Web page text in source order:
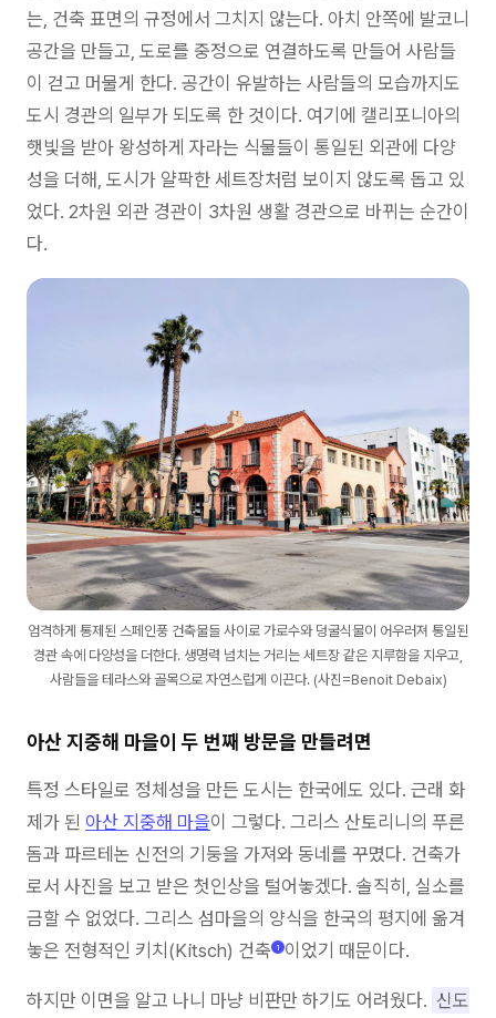
는, 건축 표면의 규정에서 그치지 않는다. 아치 안쪽에 발코니
공간을 만들고, 도로를 중정으로 연결하도록 만들어 사람들
이 걷고 머물게 한다. 공간이 유발하는 사람들의 모습까지도
도시 경관의 일부가 되도록 한 것이다. 여기에 캘리포니아의
햇빛을 받아 왕성하게 자라는 식물들이 통일된 외관에 다양
성을 더해, 도시가 얄팍한 세트장처럼 보이지 않도록 돕고 있
었다. 2차원 외관 경관이 3차원 생활 경관으로 바뀌는 순간이
다.
엄격하게 통제된 스페인풍 건축물들 사이로 가로수와 덩굴식물이 어우러져 통일된
경관 속에 다양성을 더한다. 생명력 넘치는 거리는 세트장 같은 지루함을 지우고,
사람들을 테라스와 골목으로 자연스럽게 이끈다. (사진=Benoit Debaix)
아산 지중해 마을이 두 번째 방문을 만들려면
특정 스타일로 정체성을 만든 도시는 한국에도 있다. 근래 화
제가 된 아산 지중해 마을이 그렇다. 그리스 산토리니의 푸른
돔과 파르테논 신전의 기둥을 가져와 동네를 꾸몄다. 건축가
로서 사진을 보고 받은 첫인상을 털어놓겠다. 솔직히, 실소를
금할 수 없었다. 그리스 섬마을의 양식을 한국의 평지에 옮겨
놓은 전형적인 키치(Kitsch) 건축 1 이었기 때문이다.
하지만 이면을 알고 나니 마냥 비판만 하기도 어려웠다. 신도